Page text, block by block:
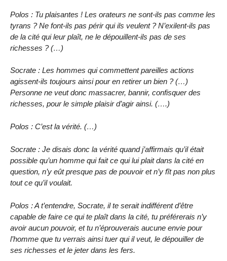
Polos : Tu plaisantes ! Les orateurs ne sont-ils pas comme les
tyrans ? Ne font-ils pas périr qui ils veulent ? N’exilent-ils pas
de la cité qui leur plaît, ne le dépouillent-ils pas de ses
richesses ? (…)
Socrate : Les hommes qui commettent pareilles actions
agissent-ils toujours ainsi pour en retirer un bien ? (…)
Personne ne veut donc massacrer, bannir, confisquer des
richesses, pour le simple plaisir d’agir ainsi. (….)
Polos : C’est la vérité. (…)
Socrate : Je disais donc la vérité quand j’affirmais qu’il était
possible qu’un homme qui fait ce qui lui plait dans la cité en
question, n’y eût presque pas de pouvoir et n’y fît pas non plus
tout ce qu’il voulait.
Polos : A t’entendre, Socrate, il te serait indifférent d’être
capable de faire ce qui te plaît dans la cité, tu préférerais n’y
avoir aucun pouvoir, et tu n’éprouverais aucune envie pour
l’homme que tu verrais ainsi tuer qui il veut, le dépouiller de
ses richesses et le jeter dans les fers.